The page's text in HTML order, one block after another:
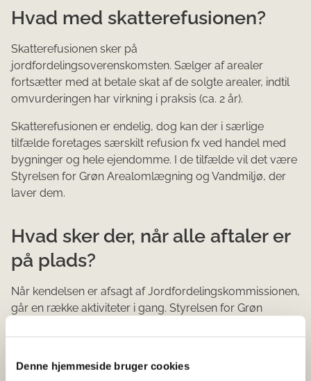
Denne hjemmeside bruger cookies
Hvad med skatterefusionen?
Skatterefusionen sker på
jordfordelingsoverenskomsten. Sælger af arealer
fortsætter med at betale skat af de solgte arealer, indtil
omvurderingen har virkning i praksis (ca. 2 år).
Skatterefusionen er endelig, dog kan der i særlige
tilfælde foretages særskilt refusion fx ved handel med
bygninger og hele ejendomme. I de tilfælde vil det være
Styrelsen for Grøn Arealomlægning og Vandmiljø, der
laver dem.
Hvad sker der, når alle aftaler er
på plads?
Når kendelsen er afsagt af Jordfordelingskommissionen,
går en række aktiviteter i gang. Styrelsen for Grøn
servitut på alle deltagende ejendomme.